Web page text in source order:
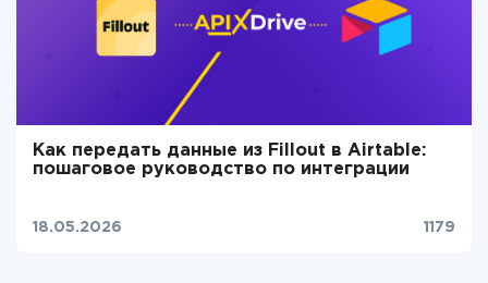
Как передать данные из Fillout в Airtable:
пошаговое руководство по интеграции
18.05.2026 1179